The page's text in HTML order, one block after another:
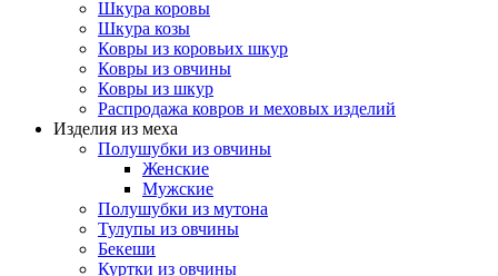
Шкура коровы
Шкура козы
Ковры из коровьих шкур
Ковры из овчины
Ковры из шкур
Распродажа ковров и меховых изделий
Изделия из меха
Полушубки из овчины
Женские
Мужские
Полушубки из мутона
Тулупы из овчины
Бекеши
Куртки из овчины